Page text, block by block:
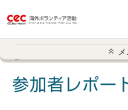
参加者レポート一覧
アメリカ
参加者レポー